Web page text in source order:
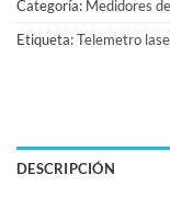
Categoría: Medidores
Etiqueta:Telemetro
DESCRIPCIÓN